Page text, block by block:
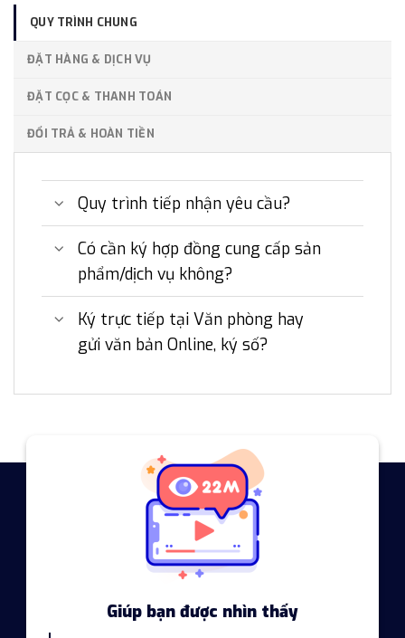
QUY TRÌNH CHUNG
ĐẶT HÀNG & DỊCH VỤ
ĐẶT CỌC & THANH TOÁN
ĐỔI TRẢ & HOÀN TIỀN
Quy trình tiếp nhận yêu cầu?
Có cần ký hợp đồng cung cấp sản
phẩm/dịch vụ không?
Ký trực tiếp tại Văn phòng hay
gửi văn bản Online, ký số?
Giúp bạn được nhìn thấy